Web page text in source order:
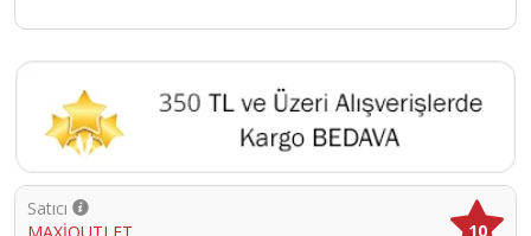
Satıcı
10